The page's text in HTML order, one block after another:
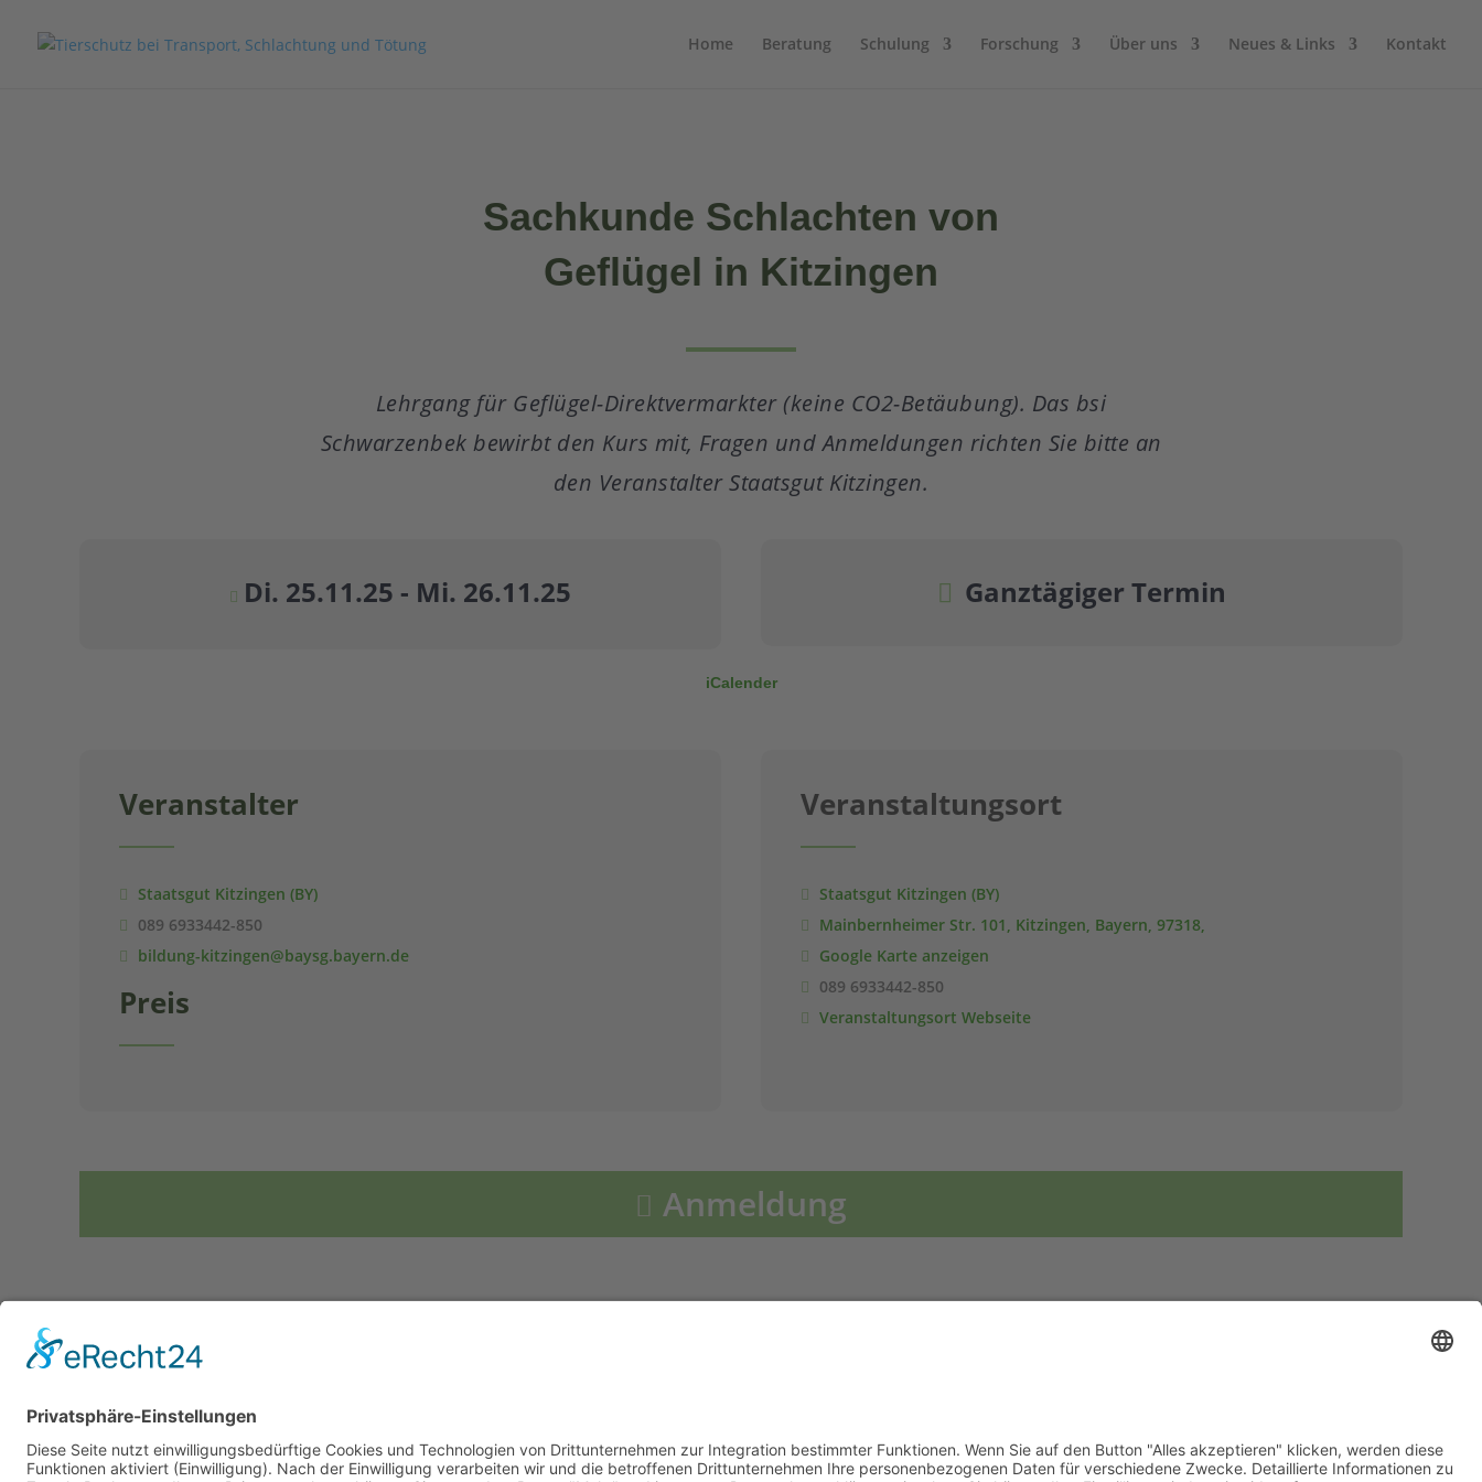
Home Beratung Schulung Forschung Über uns Neues & Links Kontakt
Sachkunde Schlachten von
Geflügel in Kitzingen
Lehrgang für Geflügel-Direktvermarkter (keine CO2-Betäubung). Das bsi
Schwarzenbek bewirbt den Kurs mit, Fragen und Anmeldungen richten Sie bitte an
den Veranstalter Staatsgut Kitzingen.
Di. 25.11.25 - Mi. 26.11.25 Ganztägiger Termin
iCalender
Veranstalter
Staatsgut Kitzingen (BY)
089 6933442-850
bildung-kitzingen@baysg.bayern.de
Preis
Veranstaltungsort
Staatsgut Kitzingen (BY)
Mainbernheimer Str. 101, Kitzingen, Bayern, 97318,
Google Karte anzeigen
089 6933442-850
Veranstaltungsort Webseite
Anmeldung
Bitte fragen Sie zur Sicherheit nach, ob Ihr gewünschtes Betäubungsverfahren auch Lehrgangsbestandteil ist.